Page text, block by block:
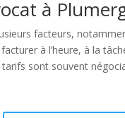
à
facteurs,
à l’heure, à la
tarifs sont souvent